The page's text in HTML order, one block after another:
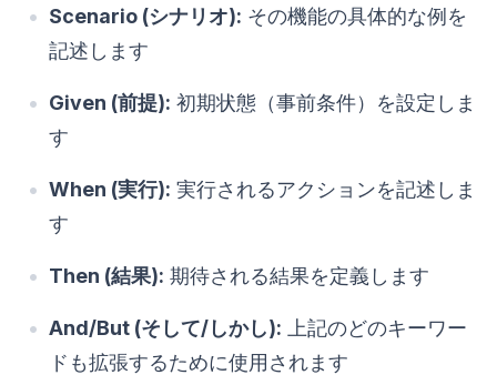
Scenario (シナリオ): その機能の具体的な例を
記述します
Given (前提): 初期状態（事前条件）を設定しま
す
When (実行): 実行されるアクションを記述しま
す
Then (結果): 期待される結果を定義します
And/But (そして/しかし): 上記のどのキーワー
ドも拡張するために使用されます